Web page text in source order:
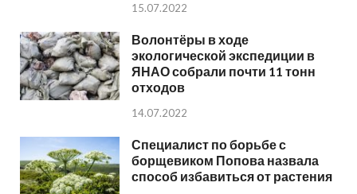
15.07.2022
Волонтёры в ходе
экологической экспедиции в
ЯНАО собрали почти 11 тонн
отходов
14.07.2022
Специалист по борьбе с
борщевиком Попова назвала
способ избавиться от растения